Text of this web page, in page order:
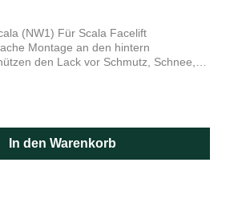
Škoda Original Schmutzfänger
Darüber hinaus wird die
enorm reduziert. Die Lieferung
In den Warenkorb